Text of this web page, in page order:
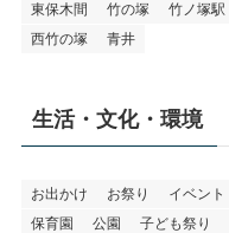
東保木間
竹の塚 竹ノ塚駅
西竹の塚
青井
生活・文化・環境
お出かけ お祭り イベント
保育園
公園 子ども祭り